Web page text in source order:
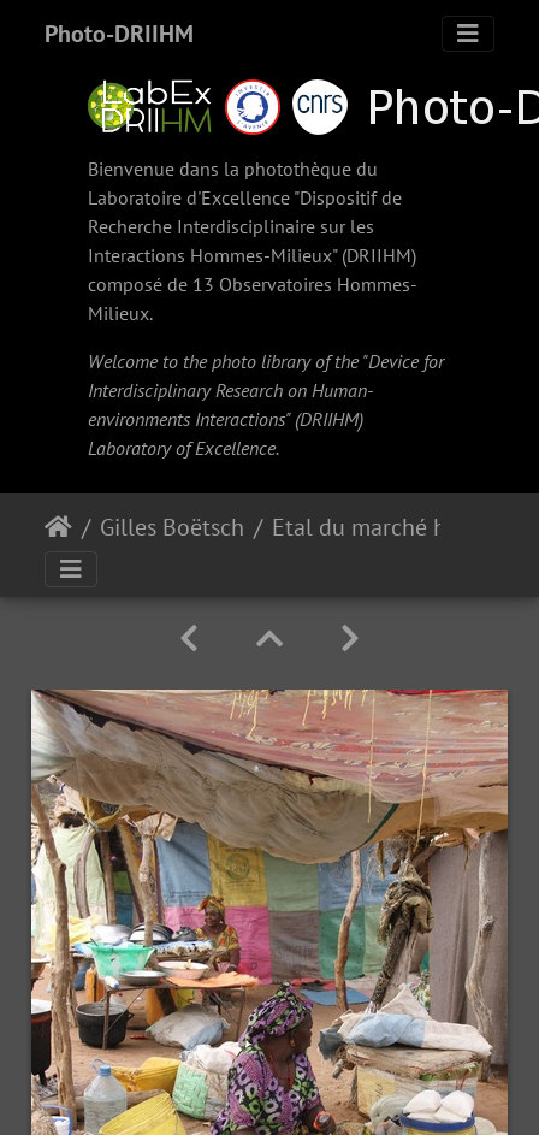
Photo-DRIIHM
Bienvenue dans la photothèque du
Laboratoire d'Excellence "Dispositif de
Recherche Interdisciplinaire sur les
Interactions Hommes-Milieux" (DRIIHM)
composé de 13 Observatoires Hommes-
Milieux.
Welcome to the photo library of the "Device for
Interdisciplinary Research on Human-
environments Interactions" (DRIIHM)
Laboratory of Excellence.
Gilles Boëtsch